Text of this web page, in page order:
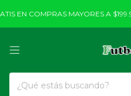
EN COMPRAS MAYORES A